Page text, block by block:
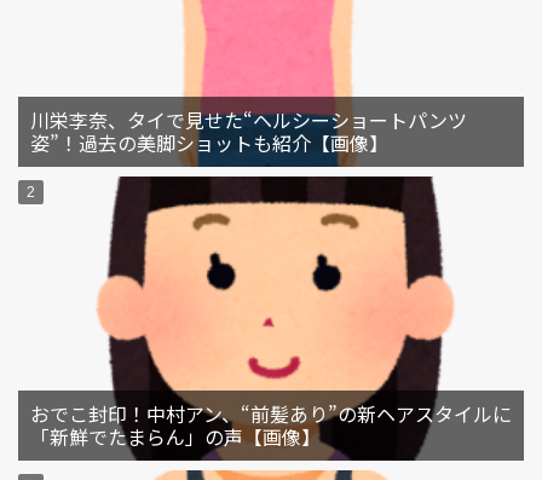
川栄李奈、タイで見せた“ヘルシーショートパンツ
姿”！過去の美脚ショットも紹介【画像】
おでこ封印！中村アン、“前髪あり”の新ヘアスタイルに
「新鮮でたまらん」の声【画像】